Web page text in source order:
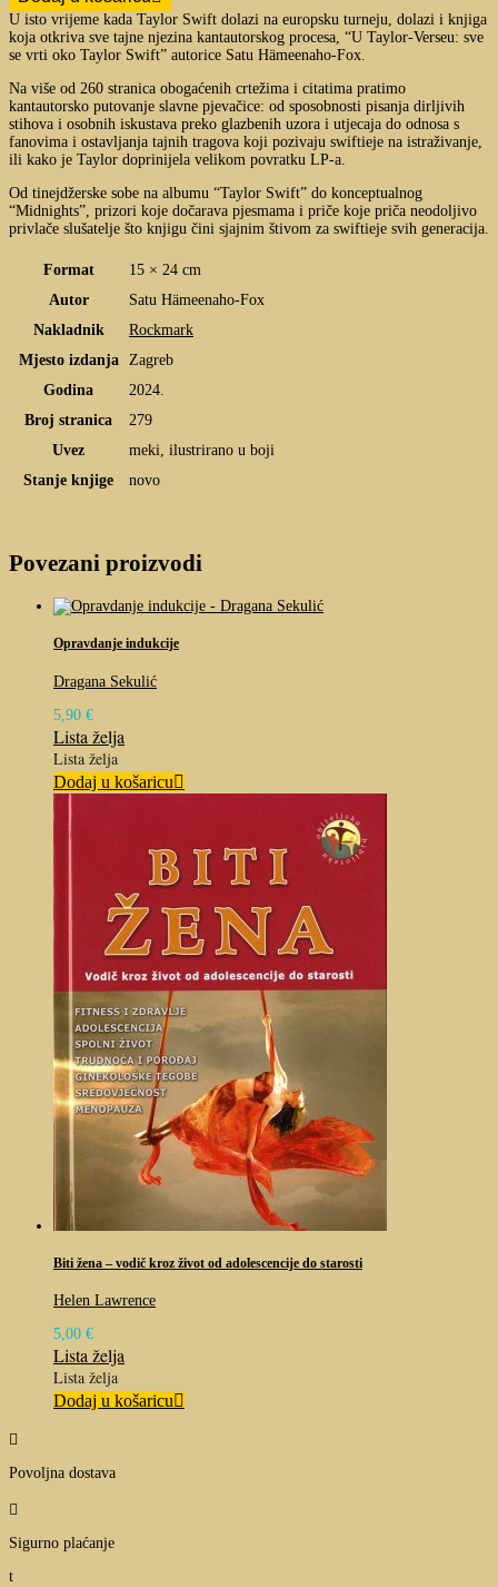
U isto vrijeme kada Taylor Swift dolazi na europsku turneju, dolazi i knjiga
koja otkriva sve tajne njezina kantautorskog procesa, “U Taylor-Verseu: sve
se vrti oko Taylor Swift” autorice Satu Hämeenaho-Fox.
Na više od 260 stranica obogaćenih crtežima i citatima pratimo
kantautorsko putovanje slavne pjevačice: od sposobnosti pisanja dirljivih
stihova i osobnih iskustava preko glazbenih uzora i utjecaja do odnosa s
fanovima i ostavljanja tajnih tragova koji pozivaju swiftieje na istraživanje,
ili kako je Taylor doprinijela velikom povratku LP-a.
Od tinejdžerske sobe na albumu “Taylor Swift” do konceptualnog
“Midnights”, prizori koje dočarava pjesmama i priče koje priča neodoljivo
privlače slušatelje što knjigu čini sjajnim štivom za swiftieje svih generacija.
Format
15 × 24 cm
Autor
Satu Hämeenaho-Fox
Nakladnik
Rockmark
Mjesto izdanja
Zagreb
Godina
2024.
Broj stranica
279
Uvez
meki, ilustrirano u boji
Stanje knjige
novo
Povezani proizvodi
Opravdanje indukcije
Dragana Sekulić
5,90 €
Lista želja
Lista želja
Dodaj u košaricu
Biti žena – vodič kroz život od adolescencije do starosti
Helen Lawrence
5,00 €
Lista želja
Lista želja
Dodaj u košaricu

Povoljna dostava

Sigurno plaćanje
t